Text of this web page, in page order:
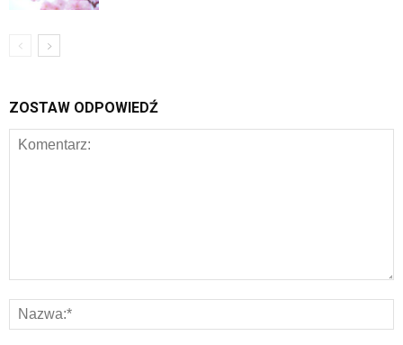
ZOSTAW ODPOWIEDŹ